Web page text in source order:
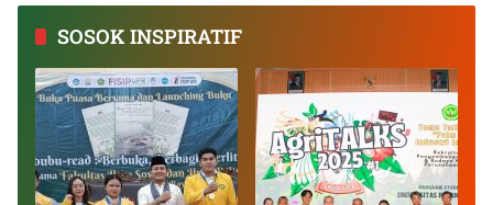
SOSOK INSPIRATIF